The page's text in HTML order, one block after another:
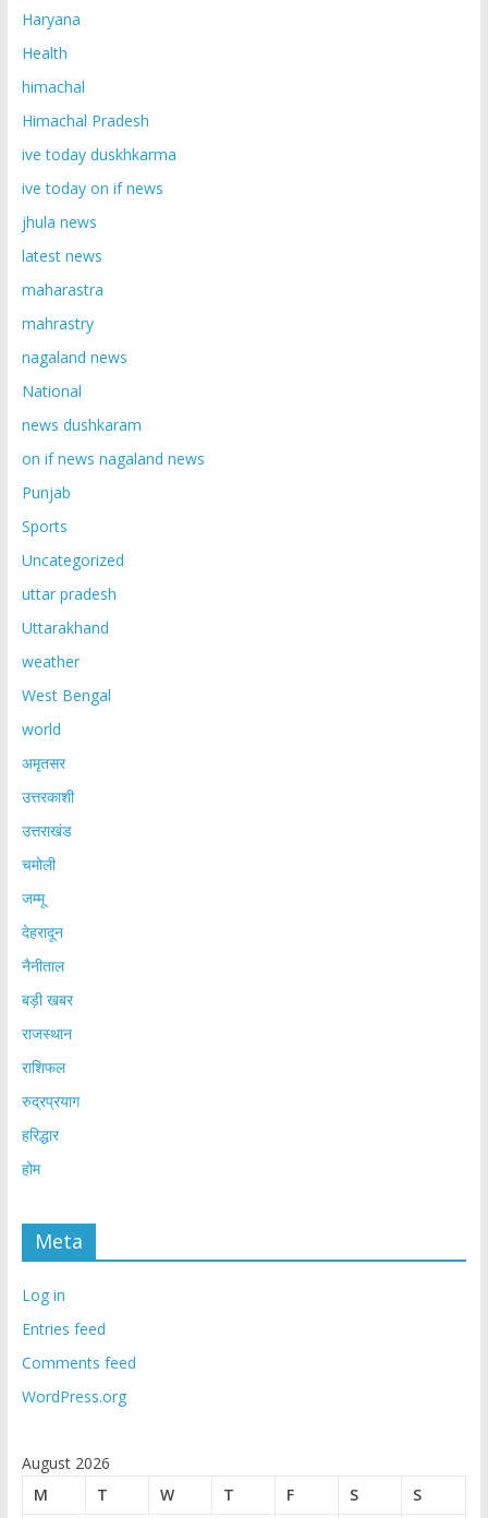
Haryana
Health
himachal
Himachal Pradesh
ive today duskhkarma
ive today on if news
jhula news
latest news
maharastra
mahrastry
nagaland news
National
news dushkaram
on if news nagaland news
Punjab
Sports
Uncategorized
uttar pradesh
Uttarakhand
weather
West Bengal
world
अमृतसर
उत्तरकाशी
उत्तराखंड
चमोली
जम्मू
देहरादून
नैनीताल
बड़ी खबर
राजस्थान
राशिफल
रुद्रप्रयाग
हरिद्धार
होम
Meta
Log in
Entries feed
Comments feed
WordPress.org
August 2026
M
T W T F S S